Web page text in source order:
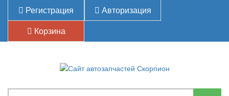
Регистрация
Авторизация
Корзина